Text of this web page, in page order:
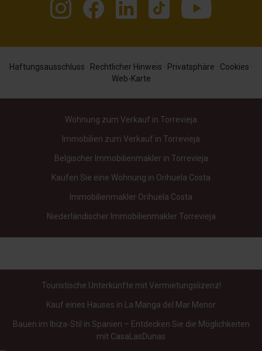
Haftungsausschluss · Rechtlicher Hinweis · Privatsphäre · Cookies ·
Web-Karte
Wohnung zum Verkauf in Torrevieja
Immobilien zum Verkauf in Torrevieja
Belgischer Immobilienmakler in Torrevieja
Kaufen Sie eine Wohnung in Orihuela Costa
Immobilienmakler Orihuela Costa
Niederländischer Immobilienmakler Torrevieja
Touristische Unterkünfte mit Vermietungslizenz!
Kauf eines Hauses in La Manga del Mar Menor
Bauen im Ibiza-Stil in Spanien – Entdecken Sie die Möglichkeiten
mit CasaLasDunas